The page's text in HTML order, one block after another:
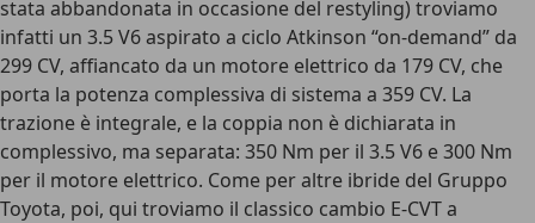
stata abbandonata in occasione del restyling) troviamo
infatti un 3.5 V6 aspirato a ciclo Atkinson “on-demand” da
299 CV, affiancato da un motore elettrico da 179 CV, che
porta la potenza complessiva di sistema a 359 CV. La
trazione è integrale, e la coppia non è dichiarata in
complessivo, ma separata: 350 Nm per il 3.5 V6 e 300 Nm
per il motore elettrico. Come per altre ibride del Gruppo
Toyota, poi, qui troviamo il classico cambio E-CVT a